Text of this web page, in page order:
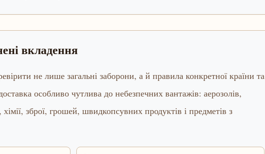
вкладення
не лише загальні заборони, а й правила конкретної країни та
особливо чутлива до небезпечних вантажів: аерозолів,
зброї, грошей, швидкопсувних продуктів і предметів з